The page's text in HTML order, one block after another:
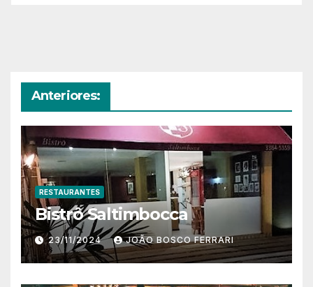
Anteriores:
RESTAURANTES
Bistrô Saltimbocca
23/11/2024 JOÃO BOSCO FERRARI